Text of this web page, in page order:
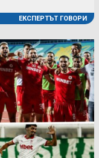
ЕКСПЕРТЪТ ГОВОРИ